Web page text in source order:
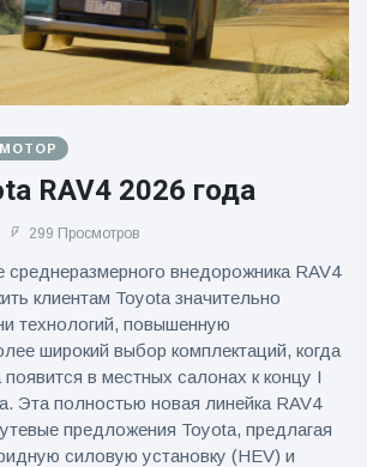
RAV4 2026 года
299 Просмотров
среднеразмерного внедорожника RAV4
клиентам Toyota значительно
технологий, повышенную
широкий выбор комплектаций, когда
в местных салонах к концу I
Эта полностью новая линейка RAV4
предложения Toyota, предлагая
силовую установку (HEV) и